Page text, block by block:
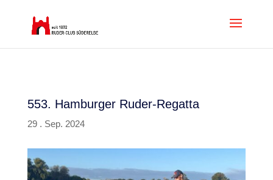
553. Hamburger Ruder-Regatta
29 . Sep. 2024